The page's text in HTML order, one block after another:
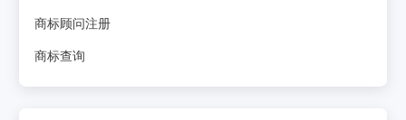
商标顾问注册
商标查询